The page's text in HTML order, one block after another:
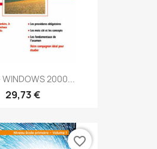
WINDOWS 2000...
29,73 €
favorite_border